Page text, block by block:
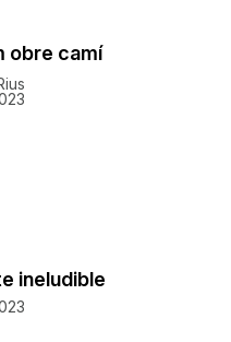
obre camí
ineludible